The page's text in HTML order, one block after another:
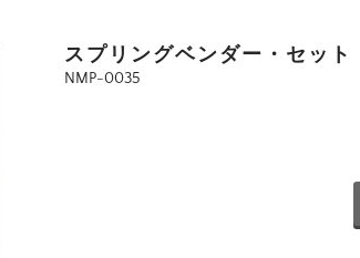
スプリングベンダー・セット
NMP-0035